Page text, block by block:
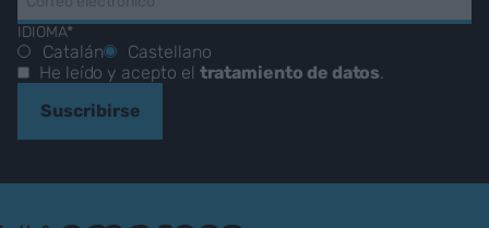
IDIOMA*
Catalán
Castellano
He leído y acepto el tratamiento de datos
Suscribirse